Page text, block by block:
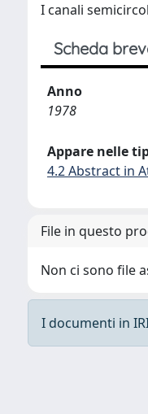
I canali
Scheda
Anno
1978
Appare nelle
4.2 Abstract in
File in questo
Non ci sono file
I documenti in